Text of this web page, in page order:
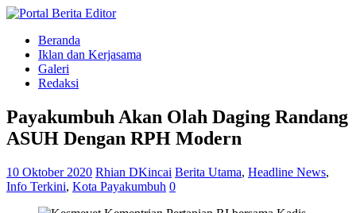
Beranda
Iklan dan Kerjasama
Galeri
Redaksi
Payakumbuh Akan Olah Daging Randang
ASUH Dengan RPH Modern
10 Oktober 2020 Rhian DKincai Berita Utama, Headline News,
Info Terkini, Kota Payakumbuh 0